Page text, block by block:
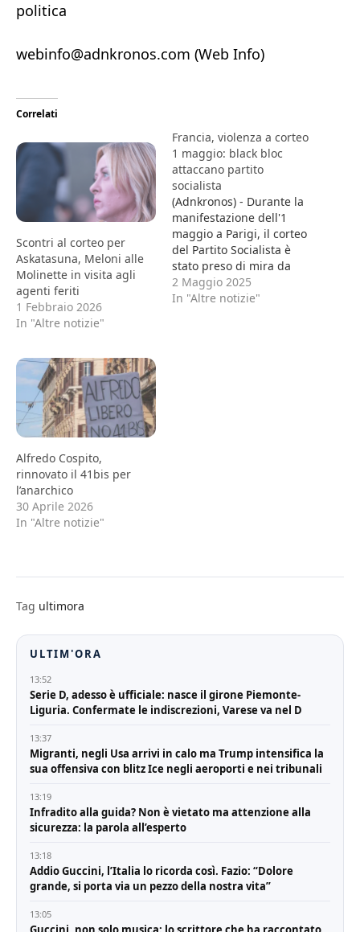
politica
webinfo@adnkronos.com (Web Info)
Correlati
Scontri al corteo per
Askatasuna, Meloni alle
Molinette in visita agli
agenti feriti
1 Febbraio 2026
In "Altre notizie"
Francia, violenza a corteo
1 maggio: black bloc
attaccano partito
socialista
(Adnkronos) - Durante la
manifestazione dell'1
maggio a Parigi, il corteo
del Partito Socialista è
stato preso di mira da
gruppi di black bloc, che
hanno aggredito
2 Maggio 2025
In "Altre notizie"
Alfredo Cospito,
rinnovato il 41bis per
l’anarchico
30 Aprile 2026
In "Altre notizie"
Tag ultimora
ULTIM'ORA
13:52
Serie D, adesso è ufficiale: nasce il girone Piemonte-
Liguria. Confermate le indiscrezioni, Varese va nel D
13:37
Migranti, negli Usa arrivi in calo ma Trump intensifica la
sua offensiva con blitz Ice negli aeroporti e nei tribunali
13:19
Infradito alla guida? Non è vietato ma attenzione alla
sicurezza: la parola all’esperto
13:18
Addio Guccini, l’Italia lo ricorda così. Fazio: “Dolore
grande, si porta via un pezzo della nostra vita”
13:05